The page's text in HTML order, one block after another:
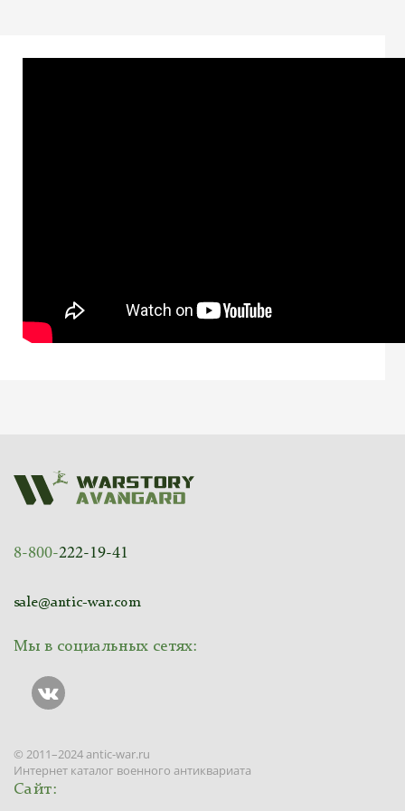
8-800-222-19-41
sale@antic-war.com
Мы в социальных сетях:
© 2011–2024 antic-war.ru
Интернет каталог военного антиквариата
Сайт: